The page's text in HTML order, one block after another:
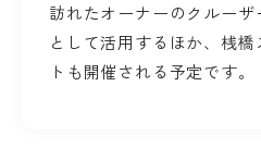
訪れたオーナーのクルー
として活用するほか、桟
トも開催される予定です。